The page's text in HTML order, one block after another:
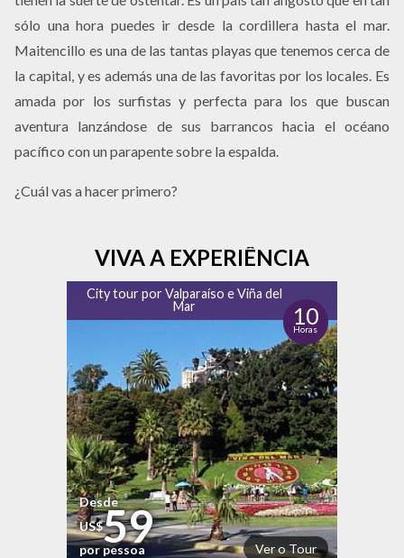
sólo una hora puedes ir desde la cordillera hasta el mar.
Maitencillo es una de las tantas playas que tenemos cerca de
la capital, y es además una de las favoritas por los locales. Es
amada por los surfistas y perfecta para los que buscan
aventura lanzándose de sus barrancos hacia el océano
pacífico con un parapente sobre la espalda.
¿Cuál vas a hacer primero?
VIVA A EXPERIÊNCIA
City tour por Valparaíso e Viña del
Mar
10
Horas
Ver o Tour
Desde
US$59
por pessoa